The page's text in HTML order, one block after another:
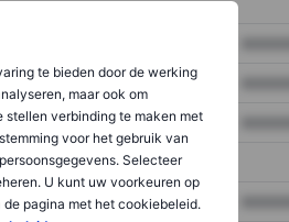
te bieden door de werking
maar ook om
verbinding te maken met
voor het gebruik van
Selecteer
U kunt uw voorkeuren op
pagina met het cookiebeleid.
XXXXXXX
XXXXXXX
XXXXXXX